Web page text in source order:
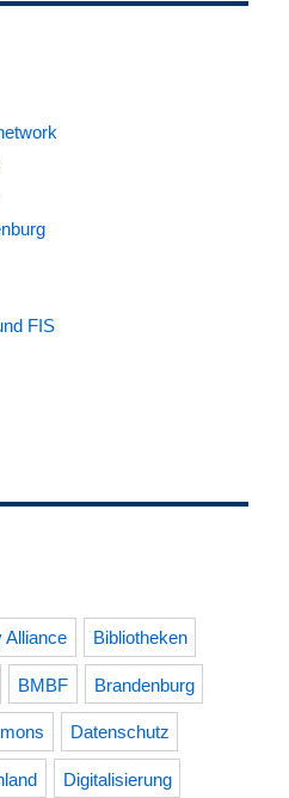
FIS
Alliance Bibliotheken
BMBF Brandenburg
Datenschutz
Digitalisierung